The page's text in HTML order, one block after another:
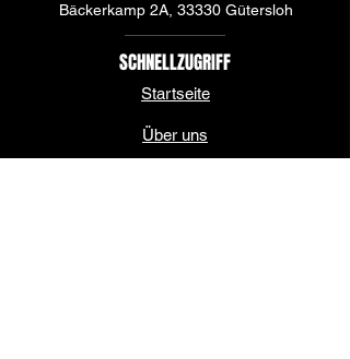
Bäckerkamp 2A, 33330 Gütersloh
SCHNELLZUGRIFF
Startseite
Über uns